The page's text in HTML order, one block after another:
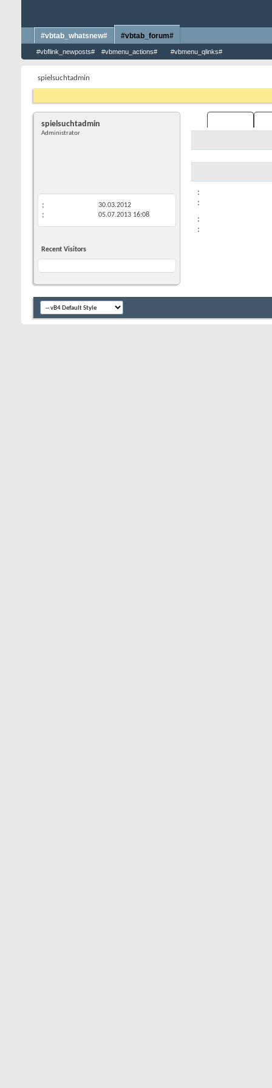
#vbtab_whatsnew# #vbtab_forum#
#vbflink_newposts# #vbmenu_actions# #vbmenu_qlinks#
spielsuchtadmin
spielsuchtadmin
Administrator
30.03.2012
05.07.2013 16:08
Recent Visitors